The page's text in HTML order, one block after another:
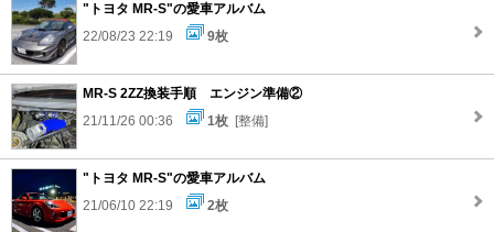
"トヨタ MR-S"の愛車アルバム
22/08/23 22:19
9枚
MR-S 2ZZ換装手順 エンジン準備②
21/11/26 00:36
1枚 [整備]
"トヨタ MR-S"の愛車アルバム
21/06/10 22:19
2枚